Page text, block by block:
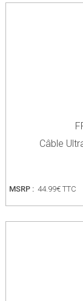
Câble
MSRP : 44.99€ TTC